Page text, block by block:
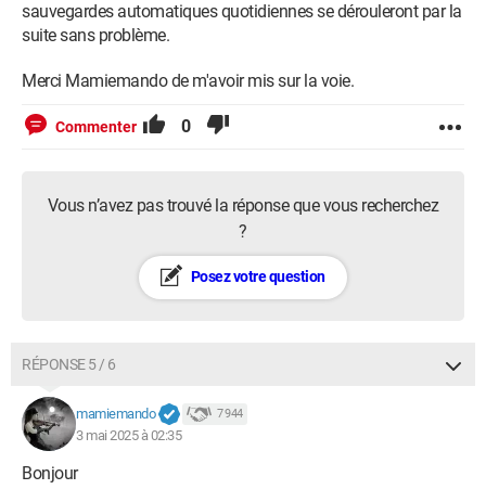
sauvegardes automatiques quotidiennes se dérouleront par la
suite sans problème.
Merci Mamiemando de m'avoir mis sur la voie.
Commenter 0
Vous n’avez pas trouvé la réponse que vous recherchez
?
Posez votre question
RÉPONSE 5 / 6
mamiemando 7 944
3 mai 2025 à 02:35
Bonjour